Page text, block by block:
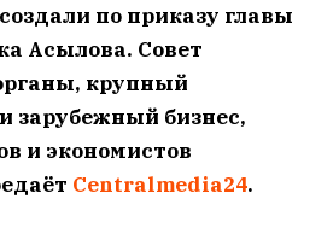
по приказу главы
Асылова. Совет
крупный
зарубежный бизнес,
и экономистов
Centralmedia24.